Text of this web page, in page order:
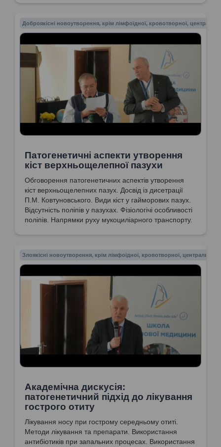
Доброякісні новоутворення, крім лімфоїдної, кровотворної,
Патогенетичні аспекти утворення
кіст верхньощелепної пазухи
Обговорення патогенетичних аспектів утворення
кіст верхньощелепних пазух. Досвід із дисетрації
П.М. Ковтуновського. Види кіст у гайморових пазух.
Відсутність поліпів у пазухах. Фізіологічі особливості
поліпів. Напрямки руху мукоциліарного транспорту.
Злоякісні новоутворення, крім лімфоїдної, кровотворної, центральної
Академічна дискусія:
патогенетичний підхід до лікування
гострого отиту
Лікування носу при гострому середньому отиті.
Методи лікування та препарати. Використання
антибіотиків при запальних процесах. Використання